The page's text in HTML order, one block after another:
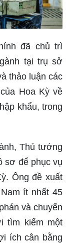
đã chủ trì
tại trụ sở
thảo luận các
Hoa Kỳ về
khẩu, trong
Thủ tướng
sơ để phục vụ
Ông đề xuất
ít nhất 45
và chuyển
tìm kiếm một
ích cân bằng